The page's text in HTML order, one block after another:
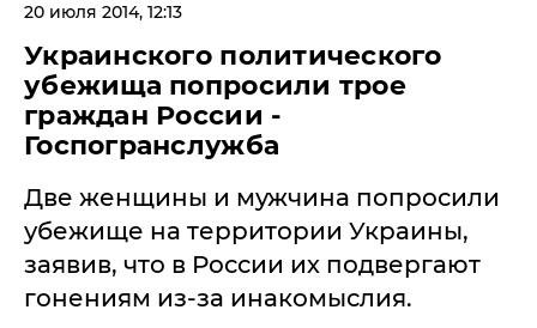
20 июля 2014, 12:13
Украинского политического
убежища попросили трое
граждан России -
Госпогранслужба
Две женщины и мужчина попросили
убежище на территории Украины,
заявив, что в России их подвергают
гонениям из-за инакомыслия.